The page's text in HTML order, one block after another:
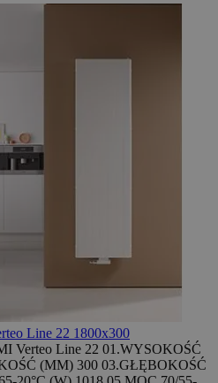
Line 22 1800x300
Verteo Line 22 01.WYSOKOŚĆ
(MM) 300 03.GŁĘBOKOŚĆ